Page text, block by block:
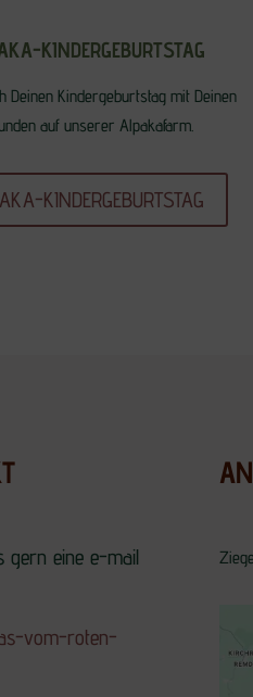
KINDERGEBURTSTAG
Deinen Kindergeburtstag mit Deinen
auf unserer Alpakafarm.
KINDERGEBURTSTAG
gern eine e-mail
vom-roten-